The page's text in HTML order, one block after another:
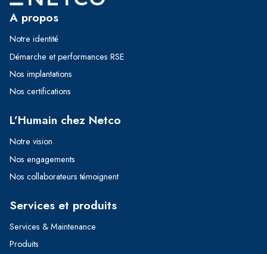
A propos
Notre identité
Démarche et performances RSE
Nos implantations
Nos certifications
L’Humain chez Netco
Notre vision
Nos engagements
Nos collaborateurs témoignent
Services et produits
Services & Maintenance
Produits